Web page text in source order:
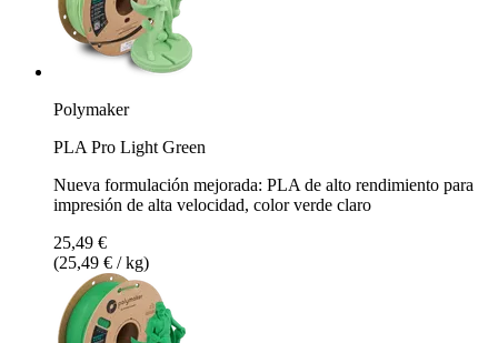
Polymaker
PLA Pro Light Green
Nueva formulación mejorada: PLA de alto rendimiento para
impresión de alta velocidad, color verde claro
25,49 €
(25,49 € / kg)